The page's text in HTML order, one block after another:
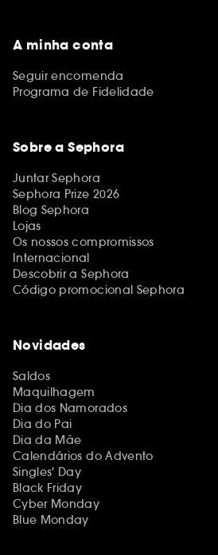
A minha conta
Seguir encomenda
Programa de Fidelidade
Sobre a Sephora
Juntar Sephora
Sephora Prize 2026
Blog Sephora
Lojas
Os nossos compromissos
Internacional
Descobrir a Sephora
Código promocional Sephora
Novidades
Saldos
Maquilhagem
Dia dos Namorados
Dia do Pai
Dia da Mãe
Calendários do Advento
Singles' Day
Black Friday
Cyber Monday
Blue Monday